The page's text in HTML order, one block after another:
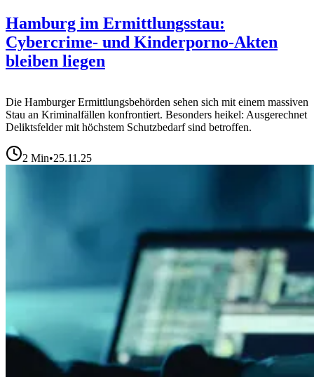
Hamburg im Ermittlungsstau:
Cybercrime- und Kinderporno-Akten
bleiben liegen
Die Hamburger Ermittlungsbehörden sehen sich mit einem massiven
Stau an Kriminalfällen konfrontiert. Besonders heikel: Ausgerechnet
Deliktsfelder mit höchstem Schutzbedarf sind betroffen.
2 Min•25.11.25